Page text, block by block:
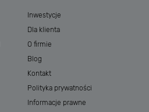
Inwestycje
Dla klienta
O firmie
Blog
Kontakt
Polityka prywatności
Informacje prawne